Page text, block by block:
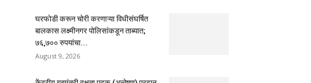
घरफोडी करून चोरी करणाऱ्या विधीसंघर्षित
बालकास लक्ष्मीनगर पोलिसांकडून ताब्यात;
७६,७०० रुपयांचा...
August 9, 2026